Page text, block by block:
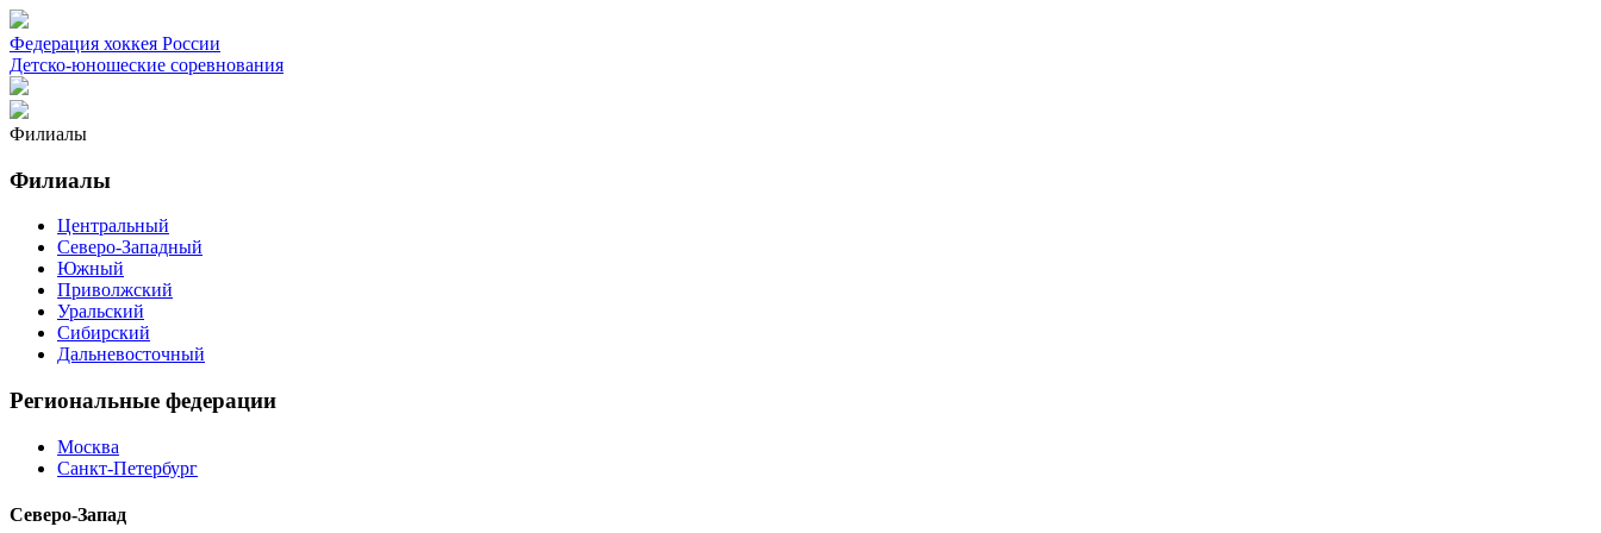
Федерация хоккея России
Детско-юношеские соревнования
Филиалы
Филиалы
Центральный
Северо-Западный
Южный
Приволжский
Уральский
Сибирский
Дальневосточный
Региональные федерации
Москва
Санкт-Петербург
Северо-Запад